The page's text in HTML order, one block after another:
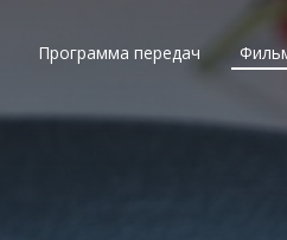
Программа передач